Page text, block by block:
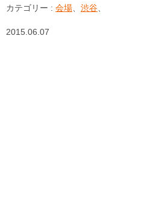
カテゴリー : 会場 渋谷
2015.06.07